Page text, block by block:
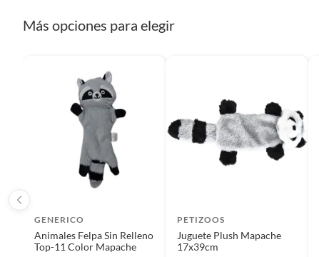
para verificar que estén libres de pulgas, garrapatas u
otros parásitos que pueden estar ocultos. La constancia
cada mes. Es importante que elijas un buen jabón para
tu mascota y observa si le genera alguna reacción
adversa.
Más opciones para elegir
GENERICO
Animales Felpa Sin Relleno
Top-11 Color Mapache
PETIZOOS
Juguete Plush Mapache
17x39cm